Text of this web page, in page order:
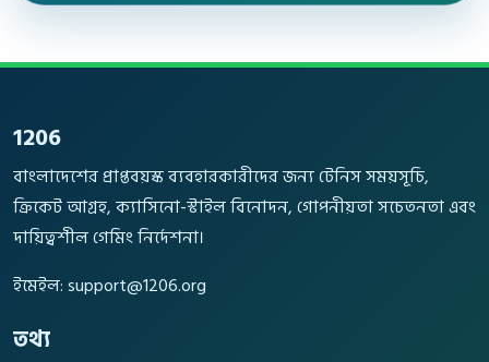
1206
বাংলাদেশের প্রাপ্তবয়স্ক ব্যবহারকারীদের জন্য টেনিস সময়সূচি,
ক্রিকেট আগ্রহ, ক্যাসিনো-স্টাইল বিনোদন, গোপনীয়তা সচেতনতা এবং
দায়িত্বশীল গেমিং নির্দেশনা।
ইমেইল:support@1206.org
তথ্য